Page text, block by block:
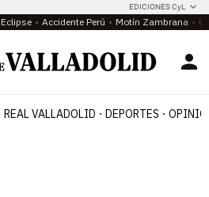
EDICIONES CyL
Eclipse Accidente Perú Motín Zambrana
REAL VALLADOLID DEPORTES